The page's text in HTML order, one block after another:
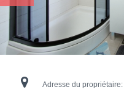
Adresse du propriétaire: